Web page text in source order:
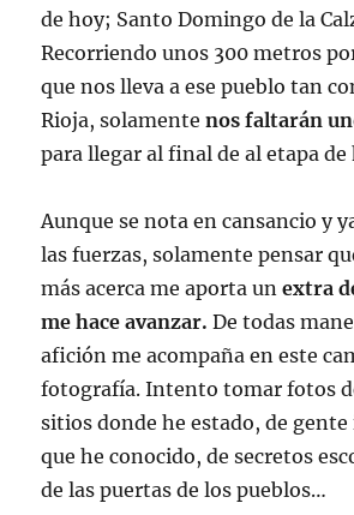
de hoy; Santo Domingo de la
Recorriendo unos 300 metros
que nos lleva a ese pueblo tan
Rioja, solamentenos faltarán
para llegar al final de al etapa de
Aunque se nota en cansancio y
las fuerzas, solamente pensar
más acerca me aporta unextra
me hace avanzar. De todas
afición me acompaña en este
fotografía. Intento tomar fotos
sitios donde he estado, de
que he conocido, de secretos
de las puertas de los pueblos…